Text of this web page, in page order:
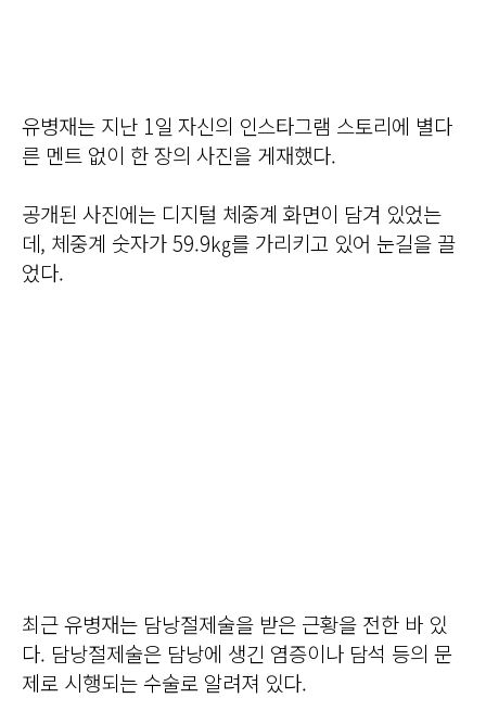
유병재는 지난 1일 자신의 인스타그램 스토리에 별다
른 멘트 없이 한 장의 사진을 게재했다.
공개된 사진에는 디지털 체중계 화면이 담겨 있었는
데, 체중계 숫자가 59.9㎏를 가리키고 있어 눈길을 끌
었다.
최근 유병재는 담낭절제술을 받은 근황을 전한 바 있
다. 담낭절제술은 담낭에 생긴 염증이나 담석 등의 문
제로 시행되는 수술로 알려져 있다.